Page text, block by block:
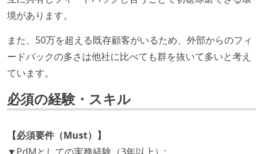
境があります。
また、50万を超える既存顧客がいるため、外部からのフィ
ードバックの多さは他社に比べても群を抜いて多いと考え
ています。
必須の経験・スキル
【必須要件（Must）】